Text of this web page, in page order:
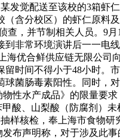
发觉配送至该校的3箱
含分校区）的虾仁原
，并节制相关人员。9
非常环境演讲后一一
优合鲜供应链无限公
时间不得小于48小时
菌肠毒素阳性。同时
性水产成品》的限量要
酸、山梨酸（防腐剂）
核检，奉上海市食物
布声明称，对于涉及此